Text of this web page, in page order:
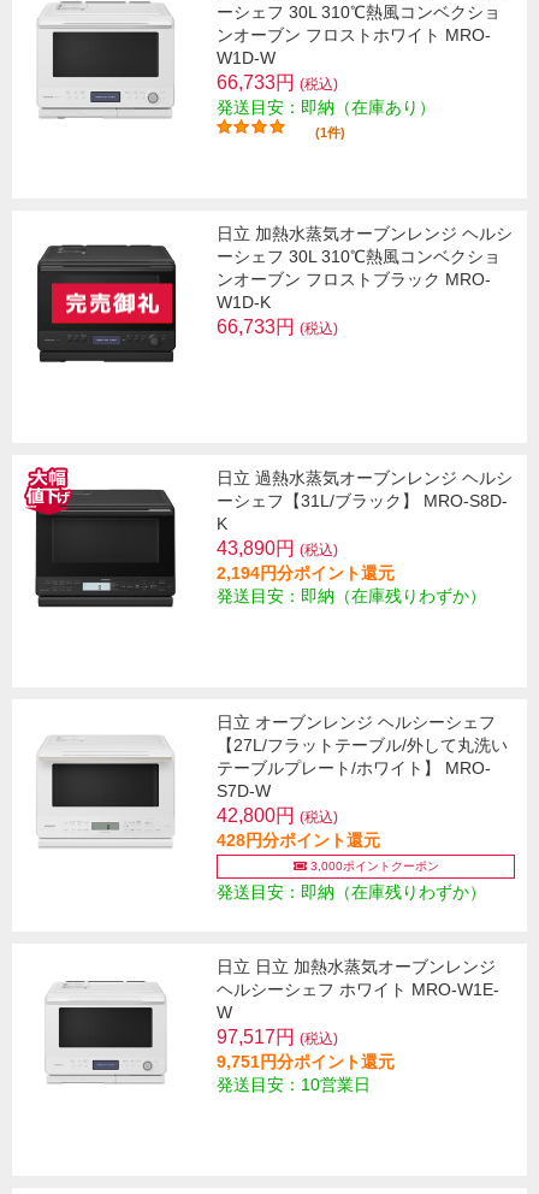
ーシェフ 30L 310℃熱風コンベクショ
ンオーブン フロストホワイト MRO-
W1D-W
66,733円 (税込)
発送目安：即納（在庫あり）
(1件)
日立 加熱水蒸気オーブンレンジ ヘルシ
ーシェフ 30L 310℃熱風コンベクショ
ンオーブン フロストブラック MRO-
W1D-K
66,733円 (税込)
日立 過熱水蒸気オーブンレンジ ヘルシ
ーシェフ【31L/ブラック】 MRO-S8D-
K
43,890円 (税込)
2,194円分ポイント還元
発送目安：即納（在庫残りわずか）
日立 オーブンレンジ ヘルシーシェフ
【27L/フラットテーブル/外して丸洗い
テーブルプレート/ホワイト】 MRO-
S7D-W
42,800円 (税込)
428円分ポイント還元
3,000ポイントクーポン
発送目安：即納（在庫残りわずか）
日立 日立 加熱水蒸気オーブンレンジ
ヘルシーシェフ ホワイト MRO-W1E-
W
97,517円 (税込)
9,751円分ポイント還元
発送目安：10営業日